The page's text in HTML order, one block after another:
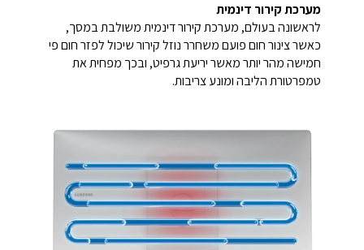
מערכת קירור דינמית
לראשונה בעולם, מערכת קירור דינמית משולבת במסך,
כאשר צינור חום פועם משחרר נוזל קירור שיכול לפזר חום פי
חמישה מהר יותר מאשר יריעת גרפיט, ובכך מפחית את
טמפרטורת הליבה ומונע צריבות.